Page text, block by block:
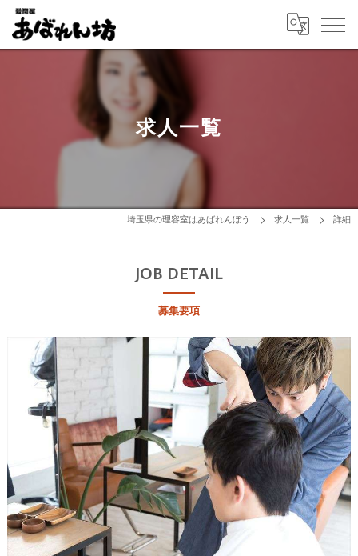
求人一覧
埼玉県の理容室はあばれんぼう 求人一覧 詳細
募集要項
JOB DETAIL